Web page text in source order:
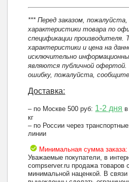
*** Перед заказом,
характеристики товара по
спецификации производителя.
характеристики и цена на
исключительно
являются публичной
ошибку, пожалуйста,
Доставка:
– по Москве 500 руб: 1-2 дня
кг
– по России через
линии
Минимальная сумма заказа:
Уважаемые покупатели, в
compserver.ru продажа товаров
минимальной наценкой. В